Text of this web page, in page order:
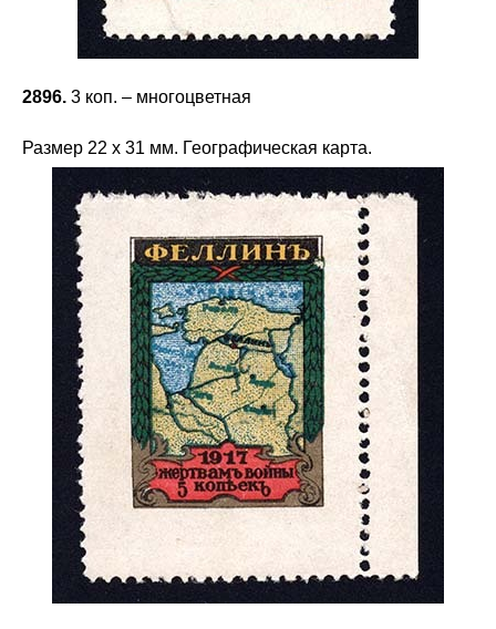
2896. 3 коп. – многоцветная
Размер 22 х 31 мм. Географическая карта.